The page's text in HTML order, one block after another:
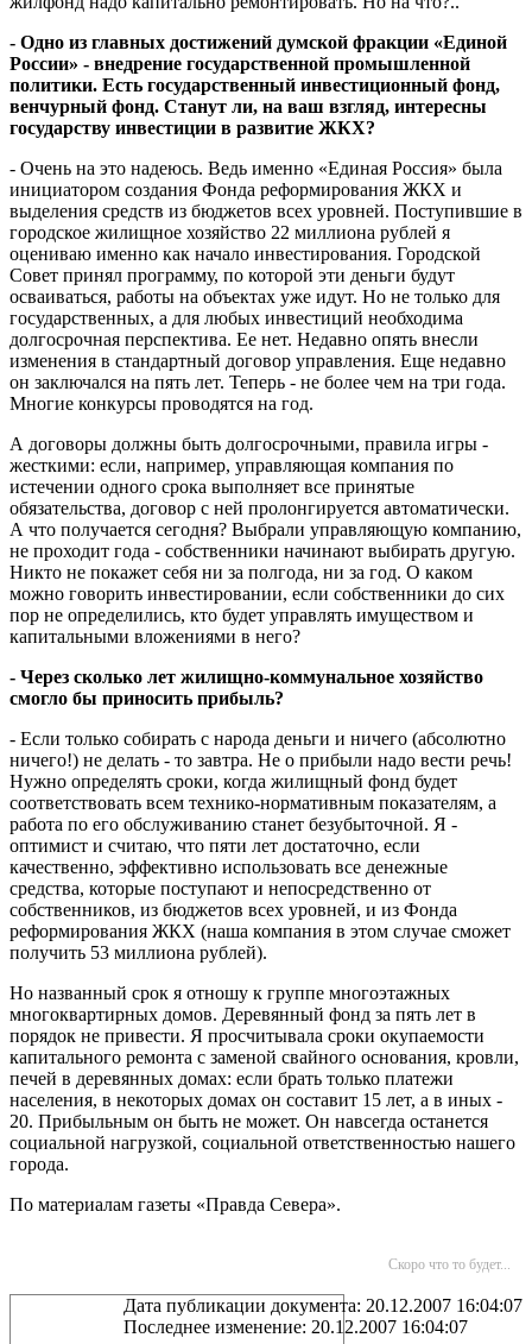
- Одно из главных достижений думской фракции «Единой
России» - внедрение государственной промышленной
политики. Есть государственный инвестиционный фонд,
венчурный фонд. Станут ли, на ваш взгляд, интересны
государству инвестиции в развитие ЖКХ?
- Очень на это надеюсь. Ведь именно «Единая Россия» была
инициатором создания Фонда реформирования ЖКХ и
выделения средств из бюджетов всех уровней. Поступившие в
городское жилищное хозяйство 22 миллиона рублей я
оцениваю именно как начало инвестирования. Городской
Совет принял программу, по которой эти деньги будут
осваиваться, работы на объектах уже идут. Но не только для
государственных, а для любых инвестиций необходима
долгосрочная перспектива. Ее нет. Недавно опять внесли
изменения в стандартный договор управления. Еще недавно
он заключался на пять лет. Теперь - не более чем на три года.
Многие конкурсы проводятся на год.
А договоры должны быть долгосрочными, правила игры -
жесткими: если, например, управляющая компания по
истечении одного срока выполняет все принятые
обязательства, договор с ней пролонгируется автоматически.
А что получается сегодня? Выбрали управляющую компанию,
не проходит года - собственники начинают выбирать другую.
Никто не покажет себя ни за полгода, ни за год. О каком
можно говорить инвестировании, если собственники до сих
пор не определились, кто будет управлять имуществом и
капитальными вложениями в него?
- Через сколько лет жилищно-коммунальное хозяйство
смогло бы приносить прибыль?
- Если только собирать с народа деньги и ничего (абсолютно
ничего!) не делать - то завтра. Не о прибыли надо вести речь!
Нужно определять сроки, когда жилищный фонд будет
соответствовать всем технико-нормативным показателям, а
работа по его обслуживанию станет безубыточной. Я -
оптимист и считаю, что пяти лет достаточно, если
качественно, эффективно использовать все денежные
средства, которые поступают и непосредственно от
собственников, из бюджетов всех уровней, и из Фонда
реформирования ЖКХ (наша компания в этом случае сможет
получить 53 миллиона рублей).
Но названный срок я отношу к группе многоэтажных
многоквартирных домов. Деревянный фонд за пять лет в
порядок не привести. Я просчитывала сроки окупаемости
капитального ремонта с заменой свайного основания, кровли,
печей в деревянных домах: если брать только платежи
населения, в некоторых домах он составит 15 лет, а в иных -
20. Прибыльным он быть не может. Он навсегда останется
социальной нагрузкой, социальной ответственностью нашего
города.
По материалам газеты «Правда Севера».
Скоро что то будет...
Дата публикации документа: 20.12.2007 16:04:07
Последнее изменение: 20.12.2007 16:04:07